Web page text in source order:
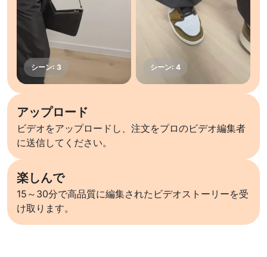
アップロード
ビデオをアップロードし、注文をプロのビデオ編集者
に送信してください。
楽しんで
15～30分で高品質に編集されたビデオストーリーを受
け取ります。